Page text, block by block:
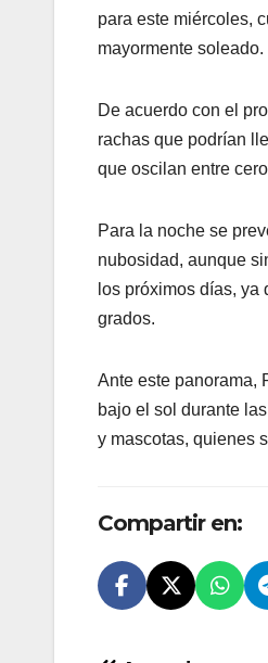
para este miércoles,
mayormente soleado.
De acuerdo con el
rachas que podrían
que oscilan entre
Para la noche se
nubosidad, aunque
los próximos días,
grados.
Ante este panorama,
bajo el sol durante
y mascotas, quienes
Compartir en: